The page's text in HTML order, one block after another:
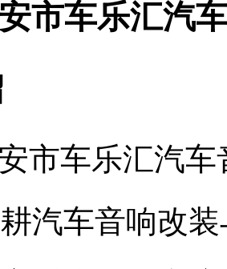
市车乐汇汽
车乐汇汽车
汽车音响改